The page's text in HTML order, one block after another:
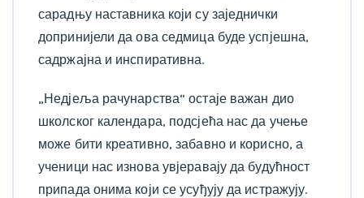
сарадњу наставника који су заједнички
допринијели да ова седмица буде успјешна,
садржајна и инспиративна.
„Недјеља рачунарства“ остаје важан дио
школског календара, подсјећа нас да учење
може бити креативно, забавно и корисно, а
ученици нас изнова увјеравају да будућност
припада онима који се усуђују да истражују.